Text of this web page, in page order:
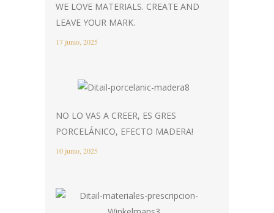
WE LOVE MATERIALS. CREATE AND
LEAVE YOUR MARK.
17 junio, 2025
NO LO VAS A CREER, ES GRES
PORCELÁNICO, EFECTO MADERA!
10 junio, 2025